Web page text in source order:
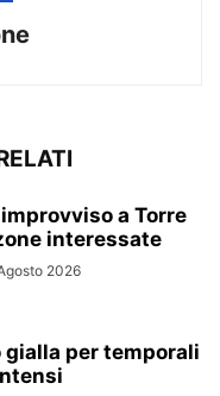
a Torre
interessate
2026
per temporali